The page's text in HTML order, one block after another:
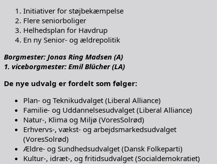
Initiativer for støjbekæmpelse
Flere seniorboliger
Helhedsplan for Havdrup
En ny Senior- og ældrepolitik
Borgmester: Jonas Ring Madsen (A)
1. viceborgmester: Emil Blücher (LA)
De nye udvalg er fordelt som følger:
Plan- og Teknikudvalget (Liberal Alliance)
Familie- og Uddannelsesudvalget (Liberal Alliance)
Natur-, Klima og Miljø (VoresSolrød)
Erhvervs-, vækst- og arbejdsmarkedsudvalget
(VoresSolrød)
Ældre- og Sundhedsudvalget (Dansk Folkeparti)
Kultur-, idræt-, og fritidsudvalget (Socialdemokratiet)